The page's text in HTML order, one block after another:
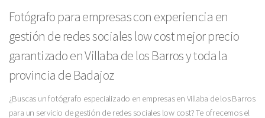
Fotógrafo para empresas con experiencia en
gestión de redes sociales low cost mejor precio
garantizado en Villaba de los Barros y toda la
provincia de Badajoz
¿Buscas un fotógrafo especializado en empresas en Villaba de los Barros
para un servicio de gestión de redes sociales low cost? Te ofrecemos el